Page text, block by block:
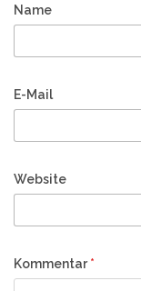
Name
E-Mail
Website
Kommentar*